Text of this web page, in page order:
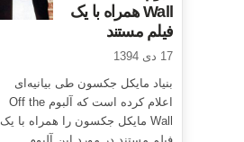
Wall همراه با یک
فیلم مستند
17 دی 1394
بنیاد مایکل جکسون طی بیانیه‌ای
اعلام کرده است که آلبوم Off the
Wall مایکل جکسون را همراه با یک